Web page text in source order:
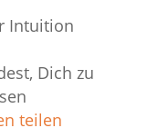
Intuition
Dich zu
teilen